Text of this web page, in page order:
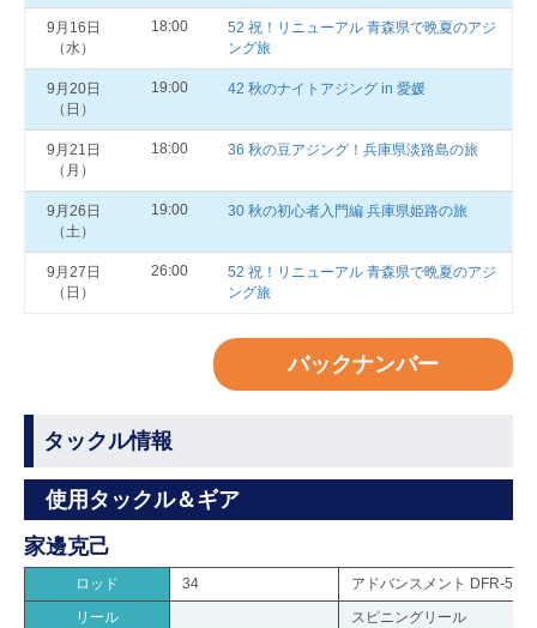
9月16日
（水）
18:00
52 祝！リニューアル 青森県で晩夏のアジ
ング旅
9月20日
（日）
19:00 42 秋のナイトアジング in 愛媛
9月21日
（月）
18:00 36 秋の豆アジング！兵庫県淡路島の旅
9月26日
（土）
19:00 30 秋の初心者入門編 兵庫県姫路の旅
9月27日
（日）
26:00
52 祝！リニューアル 青森県で晩夏のアジ
ング旅
バックナンバー
タックル情報
使用タックル＆ギア
家邊克己
ロッド 34
アドバンスメント DFR-511
リール
スピニングリール